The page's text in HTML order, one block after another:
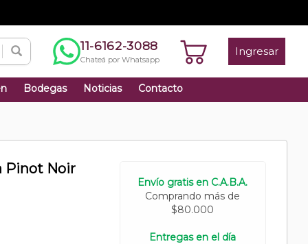
11-6162-3088
Chateá por Whatsapp
Ingresar
Bodegas Noticias Contacto
Pinot Noir
Envío gratis en C.A.B.A.
Comprando más de
$80.000
Entregas en el día